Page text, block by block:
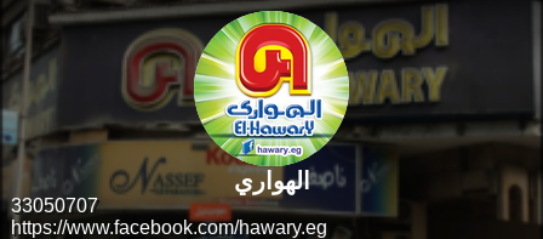
33050707
https://www.facebook.com/hawary.eg
الهواري